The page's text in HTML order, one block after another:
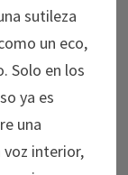
sutileza
un eco,
Solo en los
ya es
una
voz interior,